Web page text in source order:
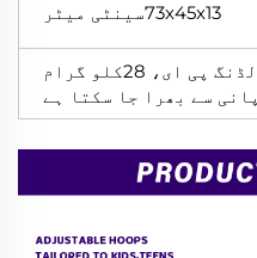
73x45x13سینٹی میٹر
بلو مولڈنگ پی ای، 28کلو گرام
پانی سے بھرا جا سکتا ہے